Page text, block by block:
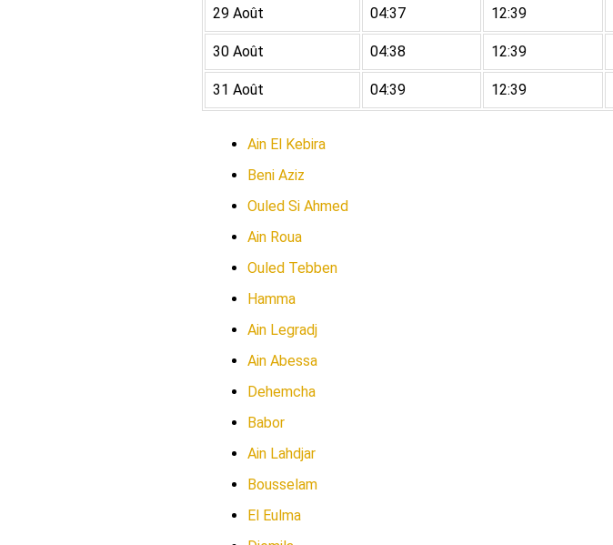
29 Août 04:37 12:39
30 Août 04:38 12:39
31 Août 04:39 12:39
Ain El Kebira
Beni Aziz
Ouled Si Ahmed
Ain Roua
Ouled Tebben
Hamma
Ain Legradj
Ain Abessa
Dehemcha
Babor
Ain Lahdjar
Bousselam
El Eulma